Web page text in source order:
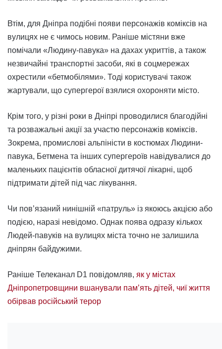
Втім, для Дніпра подібні появи персонажів коміксів на
вулицях не є чимось новим. Раніше містяни вже
помічали «Людину-павука» на дахах укриттів, а також
незвичайні транспортні засоби, які в соцмережах
охрестили «бетмобілями». Тоді користувачі також
жартували, що супергерої взялися охороняти місто.
Крім того, у різні роки в Дніпрі проводилися благодійні
та розважальні акції за участю персонажів коміксів.
Зокрема, промислові альпіністи в костюмах Людини-
павука, Бетмена та інших супергероїв навідувалися до
маленьких пацієнтів обласної дитячої лікарні, щоб
підтримати дітей під час лікування.
Чи пов’язаний нинішній «патруль» із якоюсь акцією або
подією, наразі невідомо. Однак поява одразу кількох
Людей-павуків на вулицях міста точно не залишила
дніпрян байдужими.
Раніше Телеканал D1 повідомляв, як у містах
Дніпропетровщини вшанували памʼять дітей, чиї життя
обірвав російський терор